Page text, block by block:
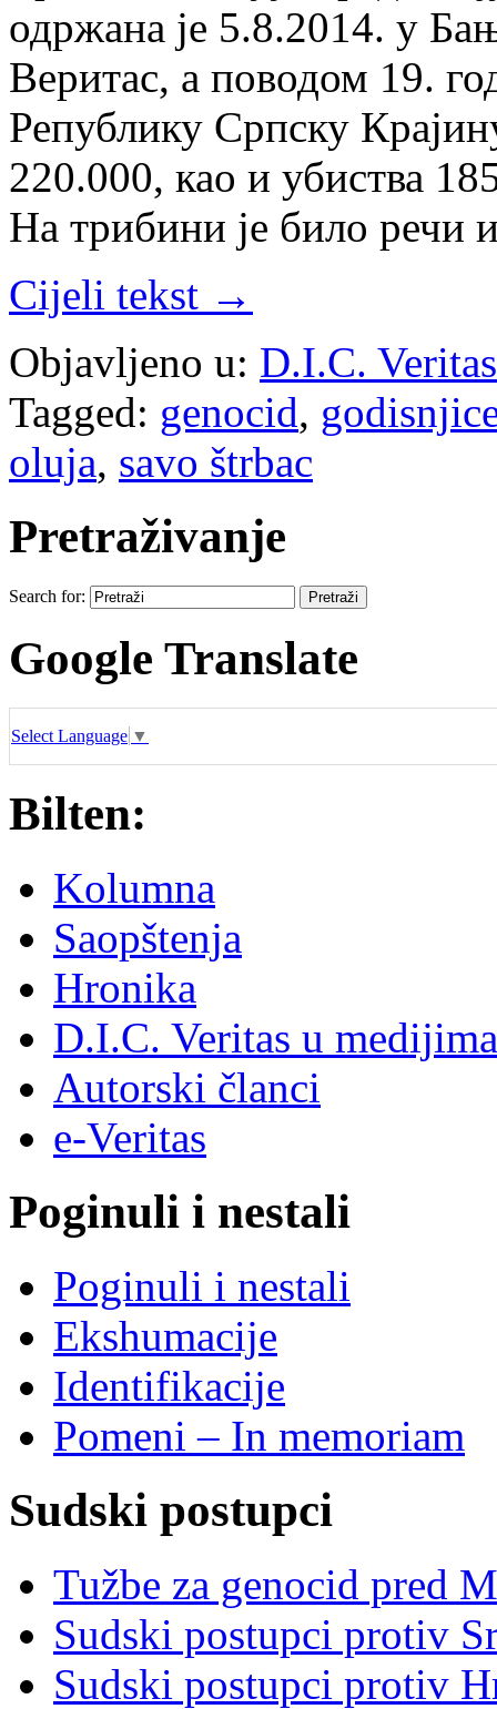
одржана је 5.8.2014. у
Веритас, а поводом 19.
Републику Српску
220.000, као и убиства
На трибини је било речи
Cijeli tekst →
Objavljeno u: D.I.C. Veritas
Tagged: genocid,
oluja, savo štrbac
Pretraživanje
Search for:
Google Translate
Select Language ▼
Bilten:
Kolumna
Saopštenja
Hronika
D.I.C. Veritas u medijima
Autorski članci
e-Veritas
Poginuli i nestali
Poginuli i nestali
Ekshumacije
Identifikacije
Pomeni – In memoriam
Sudski postupci
Tužbe za genocid pred
Sudski postupci protiv
Sudski postupci protiv